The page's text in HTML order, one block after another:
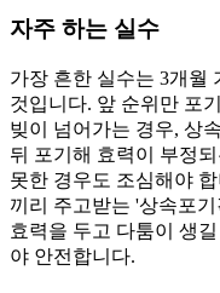
자주 하는 실수
가장 흔한 실수는 3개월
것입니다. 앞 순위만 포
빚이 넘어가는 경우, 상
뒤 포기해 효력이 부정
못한 경우도 조심해야
끼리 주고받는 '상속포
효력을 두고 다툼이 생
야 안전합니다.